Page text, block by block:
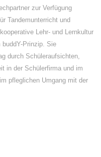
zur Verfügung
Tandemunterricht und
Lehr- und Lernkultur
Prinzip. Sie
durch Schüleraufsichten,
in der Schülerfirma und im
pfleglichen Umgang mit der